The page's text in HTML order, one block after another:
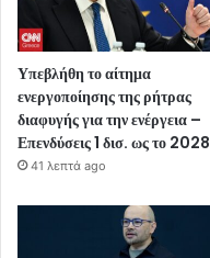
Υπεβλήθη το αίτημα
ενεργοποίησης της ρήτρας
διαφυγής για την ενέργεια –
Επενδύσεις 1 δισ. ως το 2028
41 λεπτά ago